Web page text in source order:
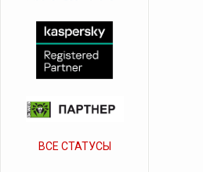
ВСЕ СТАТУСЫ